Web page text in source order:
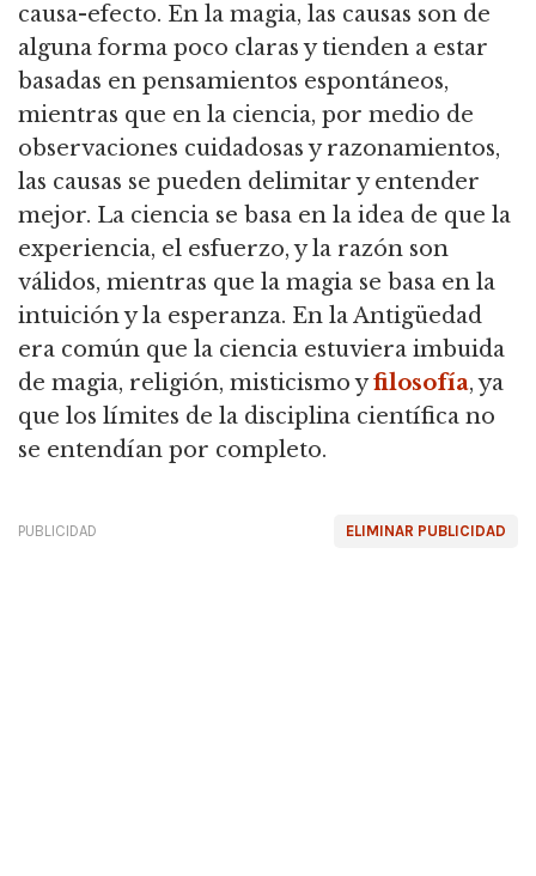
causa-efecto. En la magia, las causas son de
alguna forma poco claras y tienden a estar
basadas en pensamientos espontáneos,
mientras que en la ciencia, por medio de
observaciones cuidadosas y razonamientos,
las causas se pueden delimitar y entender
mejor. La ciencia se basa en la idea de que la
experiencia, el esfuerzo, y la razón son
válidos, mientras que la magia se basa en la
intuición y la esperanza. En la Antigüedad
era común que la ciencia estuviera imbuida
de magia, religión, misticismo yfilosofía, ya
que los límites de la disciplina científica no
se entendían por completo.
ELIMINAR PUBLICIDAD
PUBLICIDAD